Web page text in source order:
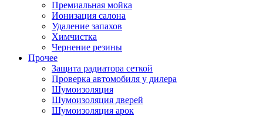
Премиальная мойка
Ионизация салона
Удаление запахов
Химчистка
Чернение резины
Прочее
Защита радиатора сеткой
Проверка автомобиля у дилера
Шумоизоляция
Шумоизоляция дверей
Шумоизоляция арок